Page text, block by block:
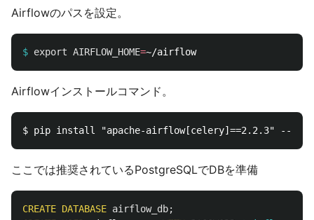
Airflowのパスを設定。
$ export AIRFLOW_HOME=
Airflowインストールコマンド。
ここでは推奨されているPostgreSQLでDBを準備
CREATE DATABASE airflow_db;